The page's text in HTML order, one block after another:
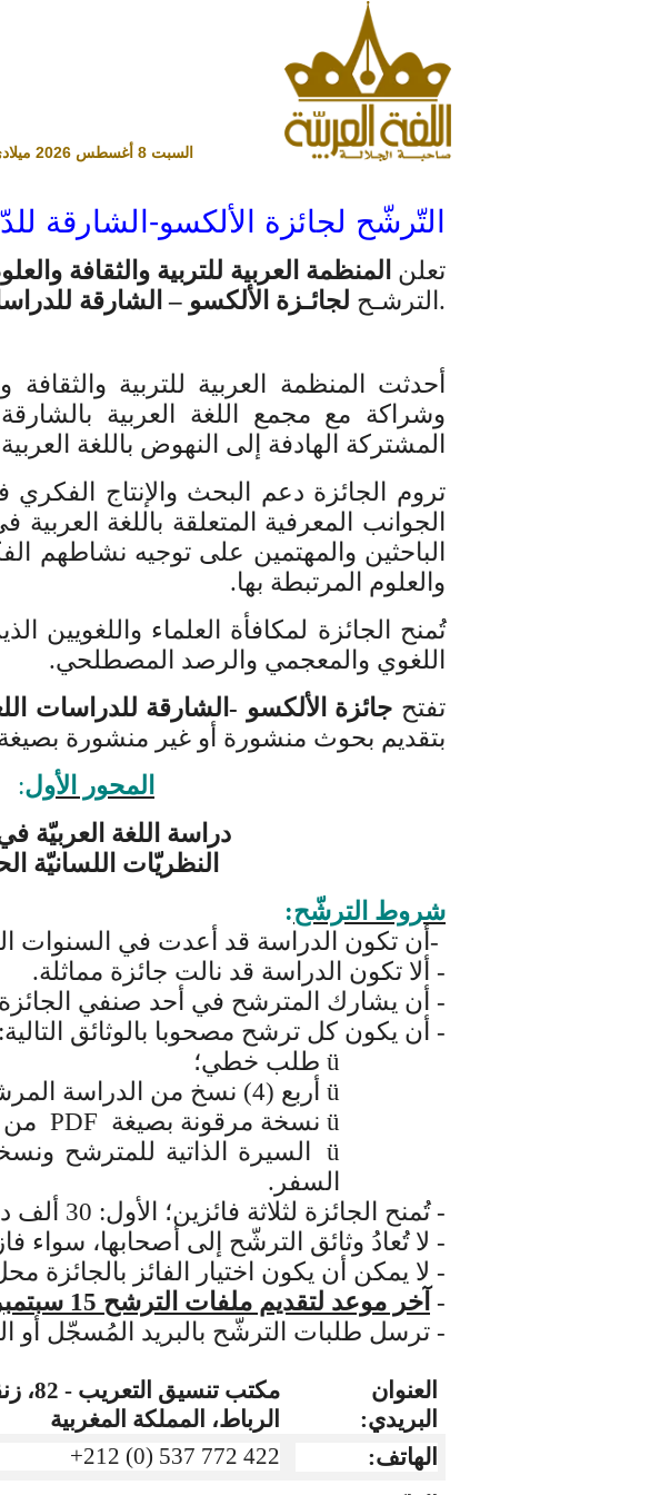
التّرشّح لجائزة الألكسو-الشارقة
تعلن المنظمة العربية للتربية والثقافة
الترشـح لجائـزة الألكسو – الشارقة .
أحدثت المنظمة العربية للتربية
وشراكة مع مجمع اللغة العربية
المشتركة الهادفة إلى النهوض باللغة
تروم الجائزة دعم البحث والإنتاج
الجوانب المعرفية المتعلقة باللغة
الباحثين والمهتمين على توجيه نشاطهم
والعلوم المرتبطة بها.
تُمنح الجائزة لمكافأة العلماء واللغويين
اللغوي والمعجمي والرصد المصطلحي.
تفتح جائزة الألكسو -الشارقة للدراسات
بتقديم بحوث منشورة أو غير منشورة
المحور الأول:
دراسة اللغة العربيّة
النظريّات اللسانيّة
شروط الترشّح:
- أن تكون الدراسة قد أعدت في السنوات الثلاث
- ألا تكون الدراسة قد نالت جائزة مماثلة.
- أن يشارك المترشح في أحد صنفي
- أن يكون كل ترشح مصحوبا بالوثائق التالية:
ü طلب خطي؛
ü أربع (4) نسخ من الدراسة المرشحة لنيل الجائزة إن كانت منشورة؛
ü نسخة مرقونة بصيغة PDF من
ü
السيرة الذاتية للمترشح
السفر.
- تُمنح الجائزة لثلاثة فائزين؛ الأول: 30 ألف دولار، الثاني: 20 ألف دولار، الثالث: 15 آلاف دولار.
- لا تُعادُ وثائق الترشّح إلى أصحابها، سواء
- لا يمكن أن يكون اختيار الفائز بالجائزة
- آخر موعد لتقديم ملفات الترشح 15 سبتمبر 2018
- ترسل طلبات الترشّح بالبريد المُسجّل أو
العنوان
البريدي:
الرباط، المملكة المغربية
الهاتف:
+212 (0) 537 772 422